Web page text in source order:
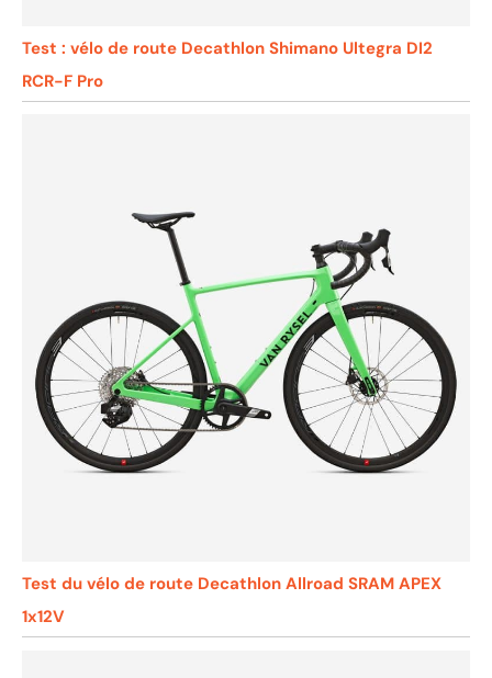
Test : vélo de route Decathlon Shimano Ultegra DI2
RCR-F Pro
Test du vélo de route Decathlon Allroad SRAM APEX
1x12V